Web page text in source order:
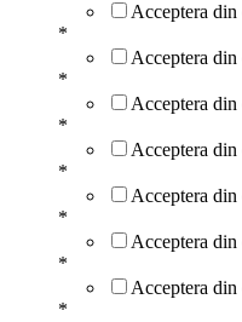
Acceptera din
*
Acceptera din
*
Acceptera din
*
Acceptera din
*
Acceptera din
*
Acceptera din
*
Acceptera din
*